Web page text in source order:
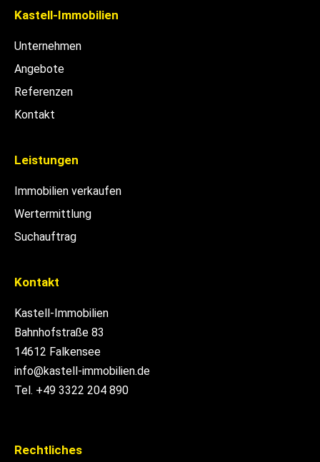
Kastell-Immobilien
Unternehmen
Angebote
Referenzen
Kontakt
Leistungen
Immobilien verkaufen
Wertermittlung
Suchauftrag
Kontakt
Kastell-Immobilien
Bahnhofstraße 83
14612 Falkensee
info@kastell-immobilien.de
Tel. +49 3322 204 890
Rechtliches